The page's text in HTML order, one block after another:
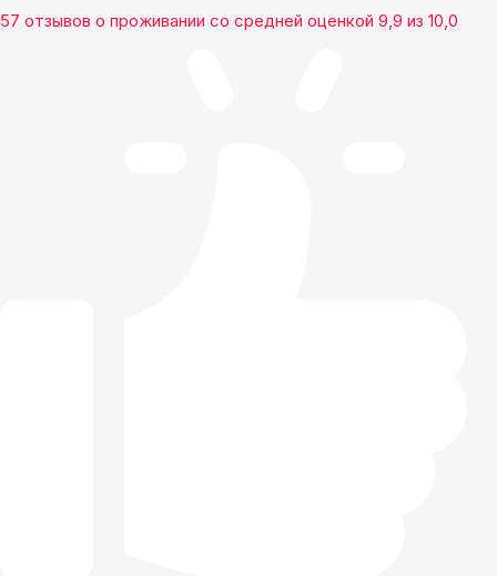
57 отзывов о проживании со средней оценкой 9,9 из 10,0